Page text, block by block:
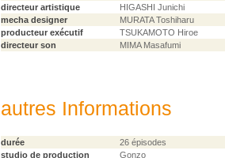
directeur artistique
HIGASHI Junichi
mecha designer
MURATA Toshiharu
producteur exécutif
TSUKAMOTO Hiroe
directeur son
MIMA Masafumi
autres Informations
durée
26 épisodes
studio de production
Gonzo